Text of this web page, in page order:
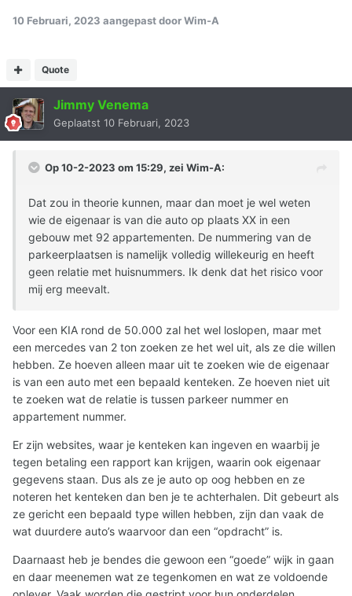
10 Februari, 2023 aangepast door Wim-A
Quote
Jimmy Venema
Geplaatst 10 Februari, 2023
Op 10-2-2023 om 15:29, zei Wim-A:
Dat zou in theorie kunnen, maar dan moet je wel weten
wie de eigenaar is van die auto op plaats XX in een
gebouw met 92 appartementen. De nummering van de
parkeerplaatsen is namelijk volledig willekeurig en heeft
geen relatie met huisnummers. Ik denk dat het risico voor
mij erg meevalt.
Voor een KIA rond de 50.000 zal het wel loslopen, maar met
een mercedes van 2 ton zoeken ze het wel uit, als ze die willen
hebben. Ze hoeven alleen maar uit te zoeken wie de eigenaar
is van een auto met een bepaald kenteken. Ze hoeven niet uit
te zoeken wat de relatie is tussen parkeer nummer en
appartement nummer.
Er zijn websites, waar je kenteken kan ingeven en waarbij je
tegen betaling een rapport kan krijgen, waarin ook eigenaar
gegevens staan. Dus als ze je auto op oog hebben en ze
noteren het kenteken dan ben je te achterhalen. Dit gebeurt als
ze gericht een bepaald type willen hebben, zijn dan vaak de
wat duurdere auto’s waarvoor dan een “opdracht” is.
Daarnaast heb je bendes die gewoon een “goede” wijk in gaan
en daar meenemen wat ze tegenkomen en wat ze voldoende